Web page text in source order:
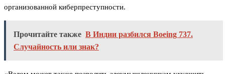
организованной киберпреступности.
Прочитайте также В Индии разбился Boeing 737.
Случайность или знак?